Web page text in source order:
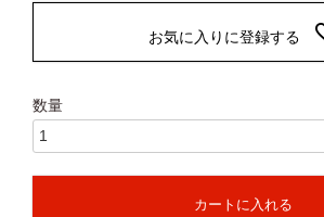
お気に入りに登録する
カートに入れる